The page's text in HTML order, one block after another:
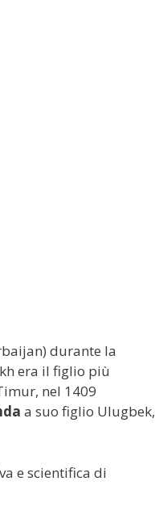
durante la
era il figlio più
nel 1409
a suo figlio Ulugbek,
e scientifica di